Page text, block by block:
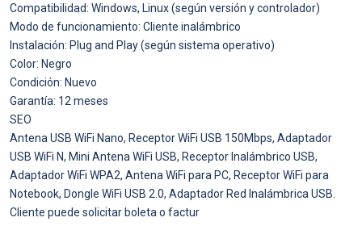
Compatibilidad: Windows, Linux (según versión y controlador)
Modo de funcionamiento: Cliente inalámbrico
Instalación: Plug and Play (según sistema operativo)
Color: Negro
Condición: Nuevo
Garantía: 12 meses
SEO
Antena USB WiFi Nano, Receptor WiFi USB 150Mbps, Adaptador
USB WiFi N, Mini Antena WiFi USB, Receptor Inalámbrico USB,
Adaptador WiFi WPA2, Antena WiFi para PC, Receptor WiFi para
Notebook, Dongle WiFi USB 2.0, Adaptador Red Inalámbrica USB.
Cliente puede solicitar boleta o factur